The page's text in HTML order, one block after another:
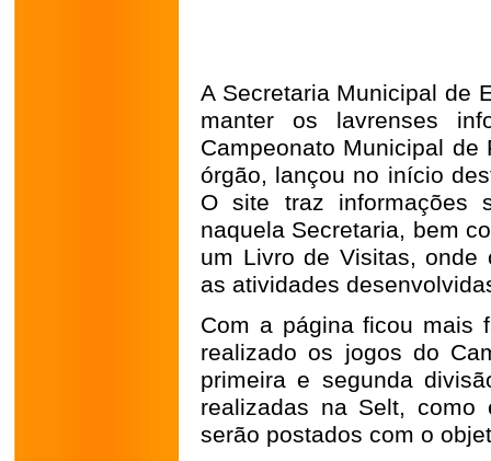
A Secretaria Municipal de
manter os lavrenses
Campeonato Municipal
órgão, lançou no início
O site traz informações
naquela Secretaria, bem
um Livro de Visitas, onde
as atividades
Com a página ficou mais
realizado os jogos do
primeira e segunda
realizadas na Selt, como
serão postados com o